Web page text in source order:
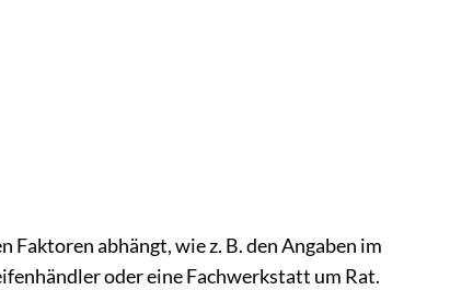
Faktoren abhängt, wie z. B. den Angaben im
oder eine Fachwerkstatt um Rat.